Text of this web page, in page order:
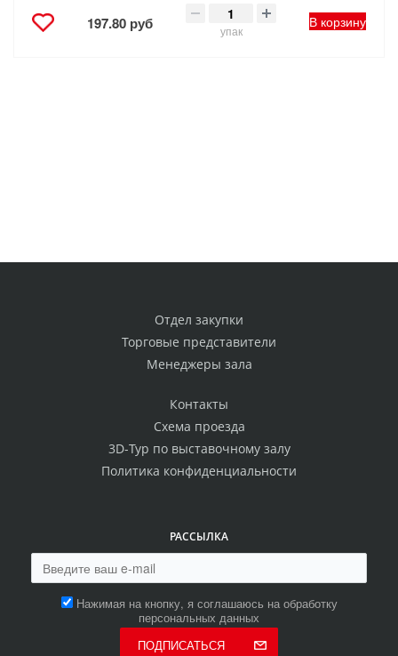
197.80 руб упак
В корзину
Отдел закупки
Торговые представители
Менеджеры зала
Контакты
Схема проезда
3D-Тур по выставочному залу
Политика конфиденциальности
РАССЫЛКА
Нажимая на кнопку, я соглашаюсь на обработку
персональных данных
ПОДПИСАТЬСЯ